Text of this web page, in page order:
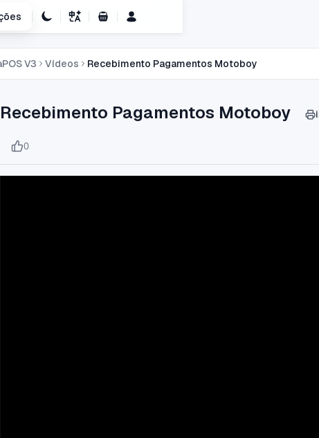
Carrinho de Compras
V3 Vídeos Recebimento Pagamentos Motoboy
Recebimento Pagamentos Motoboy
0